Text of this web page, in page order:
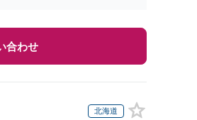
合わせ
北海道